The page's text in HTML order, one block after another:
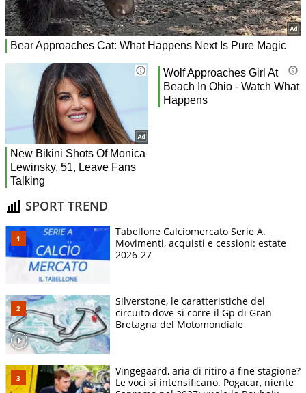
SPORT TREND
Tabellone Calciomercato Serie A.
Movimenti, acquisti e cessioni: estate
2026-27
Silverstone, le caratteristiche del
circuito dove si corre il Gp di Gran
Bretagna del Motomondiale
Vingegaard, aria di ritiro a fine stagione?
Le voci si intensificano. Pogacar, niente